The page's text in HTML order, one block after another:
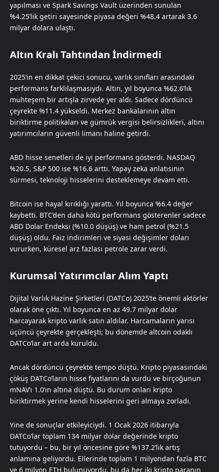
yapılması ve Spark Savings Vault üzerinden sunulan
%4.25’lik getiri sayesinde piyasa değeri %48.4 artarak 3.6
milyar dolara ulaştı.
Altın Kralı Tahtından İndirmedi
2025’in en dikkat çekici sonucu, varlık sınıfları arasındaki
performans farklılaşmasıydı. Altın, yıl boyunca %62.6’lık
muhteşem bir artışla zirvede yer aldı. Sadece dördüncü
çeyrekte %11.4 yükseldi. Merkez bankalarının altın
biriktirme politikaları ve gümrük vergisi belirsizlikleri, altını
yatırımcıların güvenli limanı haline getirdi.
ABD hisse senetleri de iyi performans gösterdi. NASDAQ
%20.5, S&P 500 ise %16.6 arttı. Yapay zeka anlatısının
sürmesi, teknoloji hisselerini desteklemeye devam etti.
Bitcoin ise hayal kırıklığı yarattı. Yıl boyunca %6.4 değer
kaybetti. BTC’den daha kötü performans gösterenler sadece
ABD Dolar Endeksi (%10.0 düşüş) ve ham petrol (%21.5
düşüş) oldu. Faiz indirimleri ve siyasi değişimler doları
vururken, küresel arz fazlası petrole zarar verdi.
Kurumsal Yatırımcılar Alım Yaptı
Dijital Varlık Hazine Şirketleri (DATCo) 2025’te önemli aktörler
olarak öne çıktı. Yıl boyunca en az 49.7 milyar dolar
harcayarak kripto varlık satın aldılar. Harcamaların yarısı
üçüncü çeyrekte gerçekleşti; bu dönemde altcoin odaklı
DATCo’lar art arda kuruldu.
Ancak dördüncü çeyrekte tempo düştü. Kripto piyasasındaki
çöküş DATCo’ların hisse fiyatlarını da vurdu ve birçoğunun
mNAV’ı 1.0’ın altına düştü. Bu durum onları kripto
biriktirmek yerine kendi hisselerini geri almaya zorladı.
Yine de sonuçlar etkileyiciydi. 1 Ocak 2026 itibarıyla
DATCo’lar toplam 134 milyar dolar değerinde kripto
tutuyordu – bu, bir yıl öncesine göre %137.2’lik artış
anlamına geliyordu. Ellerinde toplam 1 milyondan fazla BTC
ve 6 milyon ETH bulunuyordu, bu da her iki kripto paranın